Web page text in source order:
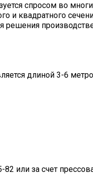
спросом во
и квадратного
решения
длиной 3-6
или за счет